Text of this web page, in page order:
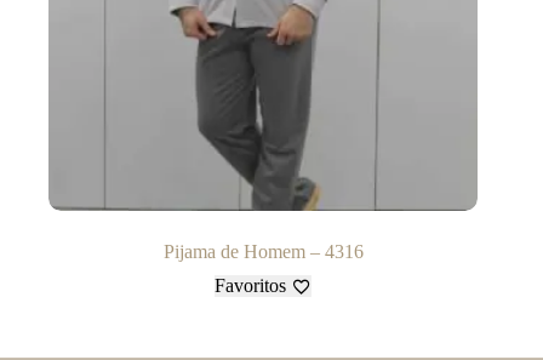
Pijama de Homem – 4316
Favoritos